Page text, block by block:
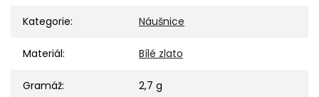
Kategorie: Náušnice
Materiál: Bílé zlato
Gramáž: 2,7 g